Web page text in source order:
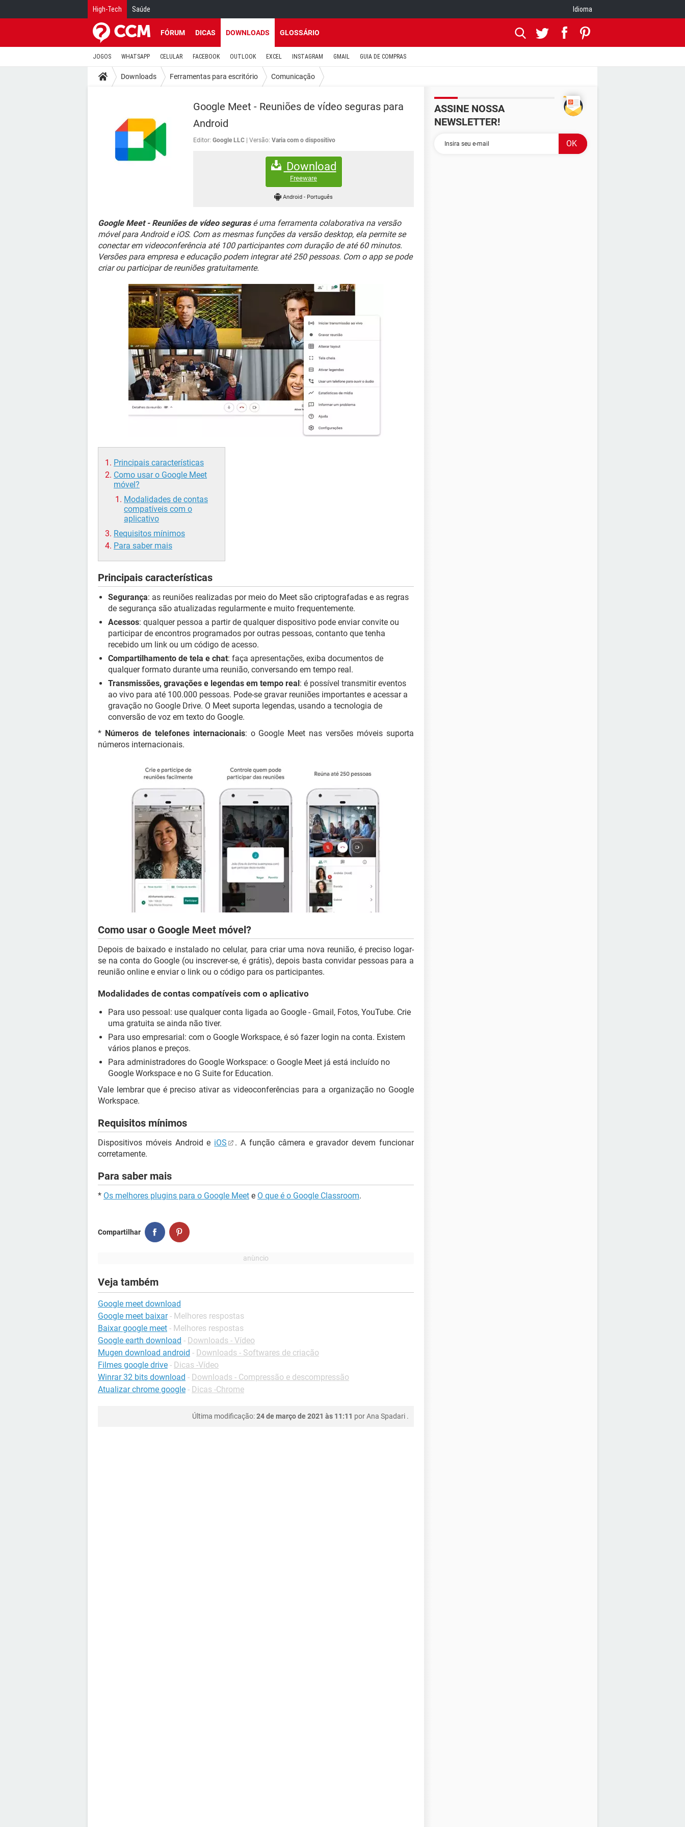
High-Tech Saúde Idioma
FÓRUM DICAS DOWNLOADS GLOSSÁRIO
JOGOS WHATSAPP CELULAR FACEBOOK OUTLOOK EXCEL INSTAGRAM GMAIL GUIA DE COMPRAS
Downloads Ferramentas para escritório Comunicação
Google Meet - Reuniões de vídeo seguras para
Android
Editor: Google LLC Versão: Varia com o dispositivo
Download
Freeware
Android- Português
Google Meet - Reuniões de vídeo segurasé uma ferramenta colaborativa na versão
móvel para Android e iOS. Com as mesmas funções da versão desktop, ela permite se
conectar em videoconferência até 100 participantes com duração de até 60 minutos.
Versões para empresa e educação podem integrar até 250 pessoas. Com o app se pode
criar ou participar de reuniões gratuitamente.
Principais características
Como usar o Google Meet
móvel?
Modalidades de contas
compatíveis com o
aplicativo
Requisitos mínimos
Para saber mais
Principais características
Segurança: as reuniões realizadas por meio do Meet são criptografadas e as regras
de segurança são atualizadas regularmente e muito frequentemente.
Acessos: qualquer pessoa a partir de qualquer dispositivo pode enviar convite ou
participar de encontros programados por outras pessoas, contanto que tenha
recebido um link ou um código de acesso.
Compartilhamento de tela e chat: faça apresentações, exiba documentos de
qualquer formato durante uma reunião, conversando em tempo real.
Transmissões, gravações e legendas em tempo real: é possível transmitir eventos
ao vivo para até 100.000 pessoas. Pode-se gravar reuniões importantes e acessar a
gravação no Google Drive. O Meet suporta legendas, usando a tecnologia de
conversão de voz em texto do Google.
* Números de telefones internacionais: o Google Meet nas versões móveis suporta
números internacionais.
Como usar o Google Meet móvel?
Depois de baixado e instalado no celular, para criar uma nova reunião, é preciso logar-
se na conta do Google (ou inscrever-se, é grátis), depois basta convidar pessoas para a
reunião online e enviar o link ou o código para os participantes.
Modalidades de contas compatíveis com o aplicativo
Para uso pessoal: use qualquer conta ligada ao Google - Gmail, Fotos, YouTube. Crie
uma gratuita se ainda não tiver.
Para uso empresarial: com o Google Workspace, é só fazer login na conta. Existem
vários planos e preços.
Para administradores do Google Workspace: o Google Meet já está incluído no
Google Workspace e no G Suite for Education.
Vale lembrar que é preciso ativar as videoconferências para a organização no Google
Workspace.
Requisitos mínimos
Dispositivos móveis Android e iOS
. A função câmera e gravador devem funcionar
corretamente.
Para saber mais
* Os melhores plugins para o Google Meet e O que é o Google Classroom.
Compartilhar
Veja também
Google meet download
Google meet baixar - Melhores respostas
Baixar google meet - Melhores respostas
Google earth download - Downloads - Vídeo
Mugen download android - Downloads - Softwares de criação
Filmes google drive - Dicas -Vídeo
Winrar 32 bits download - Downloads - Compressão e descompressão
Atualizar chrome google - Dicas -Chrome
Última modificação:24 de março de 2021 às 11:11 porAna Spadari .
ASSINE NOSSA
NEWSLETTER!